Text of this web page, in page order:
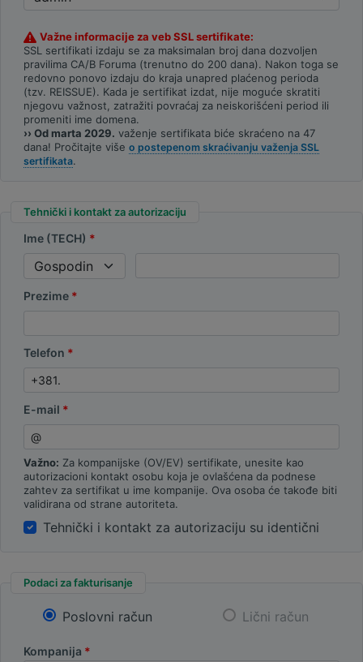
Važne informacije za veb SSL sertifikate:
SSL sertifikati izdaju se za maksimalan broj dana dozvoljen
pravilima CA/B Foruma (trenutno do 200 dana). Nakon toga se
redovno ponovo izdaju do kraja unapred plaćenog perioda
(tzv. REISSUE). Kada je sertifikat izdat, nije moguće skratiti
njegovu važnost, zatražiti povraćaj za neiskorišćeni period ili
promeniti ime domena.
›› Od marta 2029. važenje sertifikata biće skraćeno na 47
dana! Pročitajte više o postepenom skraćivanju važenja SSL
sertifikata.
Tehnički i kontakt za autorizaciju
Ime (TECH)
Prezime
Telefon
E-mail
Važno: Za kompanijske (OV/EV) sertifikate, unesite kao
autorizacioni kontakt osobu koja je ovlašćena da podnese
zahtev za sertifikat u ime kompanije. Ova osoba će takođe biti
validirana od strane autoriteta.
Tehnički i kontakt za autorizaciju su identični
Podaci za fakturisanje
Poslovni račun Lični račun
Kompanija